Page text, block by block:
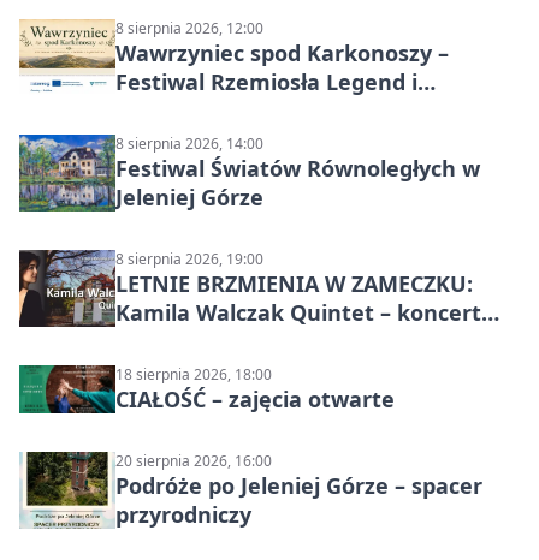
8 sierpnia 2026, 12:00
Wawrzyniec spod Karkonoszy –
Festiwal Rzemiosła Legend i
8 sierpnia 2026, 14:00
Festiwal Światów Równoległych w
Jeleniej Górze
8 sierpnia 2026, 19:00
LETNIE BRZMIENIA W ZAMECZKU:
Kamila Walczak Quintet – koncert
18 sierpnia 2026, 18:00
CIAŁOŚĆ – zajęcia otwarte
20 sierpnia 2026, 16:00
Podróże po Jeleniej Górze – spacer
przyrodniczy